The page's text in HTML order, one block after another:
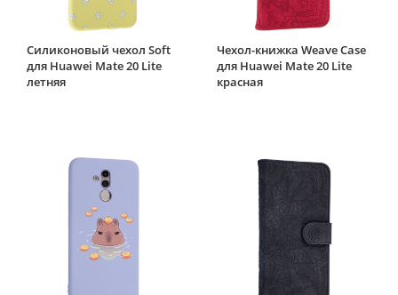
Силиконовый чехол Soft
для Huawei Mate 20 Lite
летняя
Чехол-книжка Weave Case
для Huawei Mate 20 Lite
красная